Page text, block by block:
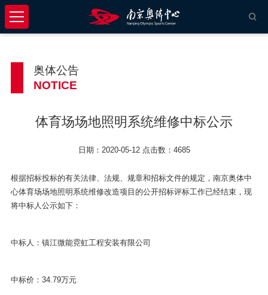
奥体公告
NOTICE
体育场场地照明系统维修中标公示
日期：2020-05-12 点击数：4685
根据招标投标的有关法律、法规、规章和招标文件的规定，南京奥体中
心体育场场地照明系统维修改造项目的公开招标评标工作已经结束，现
将中标人公示如下：
中标人：镇江微能霓虹工程安装有限公司
中标价：34.79万元